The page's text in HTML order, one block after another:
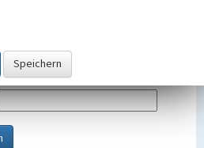
Sie unten das Rechenergebnis aus der